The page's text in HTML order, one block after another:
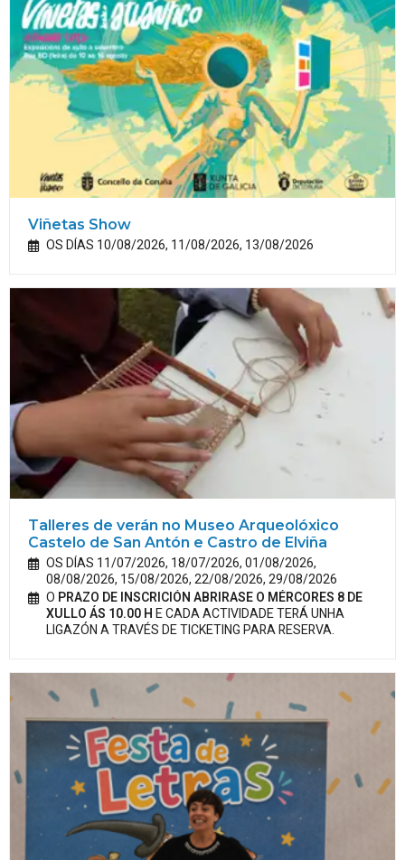
Viñetas Show
OS DÍAS 10/08/2026, 11/08/2026, 13/08/2026
Talleres de verán no Museo Arqueolóxico
Castelo de San Antón e Castro de Elviña
OS DÍAS 11/07/2026, 18/07/2026, 01/08/2026,
08/08/2026, 15/08/2026, 22/08/2026, 29/08/2026
O PRAZO DE INSCRICIÓN ABRIRASE O MÉRCORES 8 DE
XULLO ÁS 10.00 HE CADA ACTIVIDADE TERÁ UNHA
LIGAZÓN A TRAVÉS DE TICKETING PARA RESERVA.